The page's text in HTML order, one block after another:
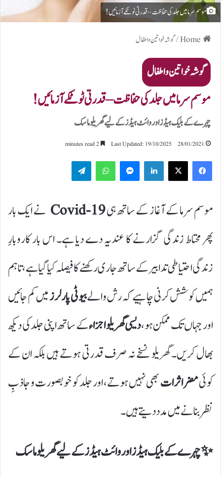
موسم سرما میں جلد کی حفاظت – قدرتی ٹوٹکے آزمائیں!
/گوشہ خواتین و اطفال
گوشہ خواتین و اطفال
موسم سرما میں جلد کی حفاظت – قدرتی ٹوٹکے آزمائیں!
چہرے کے بلیک ہیڈز اور وائٹ ہیڈز کے لیے گھریلو ماسک
28/01/2021
Last Updated: 19/10/2025
LinkedIn
WhatsApp
موسم سرما کے آغاز کے ساتھ ہیCovid-19 نے ایک بار
پھر محتاط زندگی گزارنے کا عندیہ دے دیا ہے۔ اس بار کاروبارِ
زندگی احتیاطی تدابیر کے ساتھ جاری رکھنے کا فیصلہ کیا گیا ہے، تاہم
ہمیں کوشش کرنی چاہیے کہ رش والےبیوٹی پارلرزمیں کم جائیں
اور جہاں تک ممکن ہو،دیسی گھریلو اجزاءکے ساتھ اپنی جلد کی دیکھ
بھال کریں۔ گھریلو نسخے نہ صرف قدرتی ہوتے ہیں بلکہ ان کے
کوئیمضر اثراتبھی نہیں ہوتے، اور جلد کو خوبصورت و جاذبِ
نظر بنانے میں مدد دیتے ہیں۔
✨ چہرے کے بلیک ہیڈز اور وائٹ ہیڈز کے لیے گھریلو ماسک